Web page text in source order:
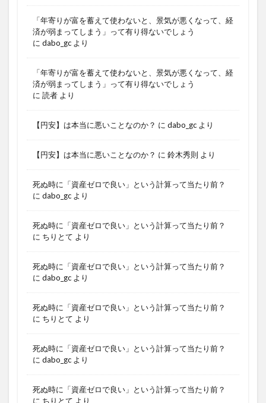
「年寄りが富を蓄えて使わないと、景気が悪くなって、経
済が弱まってしまう」って有り得ないでしょう
に dabo_gc より
「年寄りが富を蓄えて使わないと、景気が悪くなって、経
済が弱まってしまう」って有り得ないでしょう
に 読者 より
【円安】は本当に悪いことなのか？ に dabo_gc より
【円安】は本当に悪いことなのか？ に 鈴木秀則 より
死ぬ時に「資産ゼロで良い」という計算って当たり前？
に dabo_gc より
死ぬ時に「資産ゼロで良い」という計算って当たり前？
に ちりとて より
死ぬ時に「資産ゼロで良い」という計算って当たり前？
に dabo_gc より
死ぬ時に「資産ゼロで良い」という計算って当たり前？
に ちりとて より
死ぬ時に「資産ゼロで良い」という計算って当たり前？
に dabo_gc より
死ぬ時に「資産ゼロで良い」という計算って当たり前？
に ちりとて より